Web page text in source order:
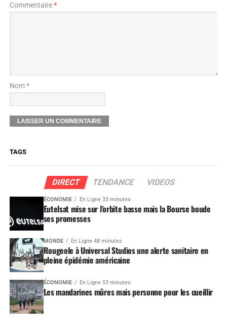
Commentaire*
Nom *
TAGS
DIRECT TENDANCE VIDEOS
ÉCONOMIE En Ligne 33 minutes
Eutelsat mise sur l’orbite basse mais la Bourse boude
ses promesses
MONDE En Ligne 48 minutes
Rougeole à Universal Studios une alerte sanitaire en
pleine épidémie américaine
ÉCONOMIE En Ligne 53 minutes
Les mandarines mûres mais personne pour les cueillir